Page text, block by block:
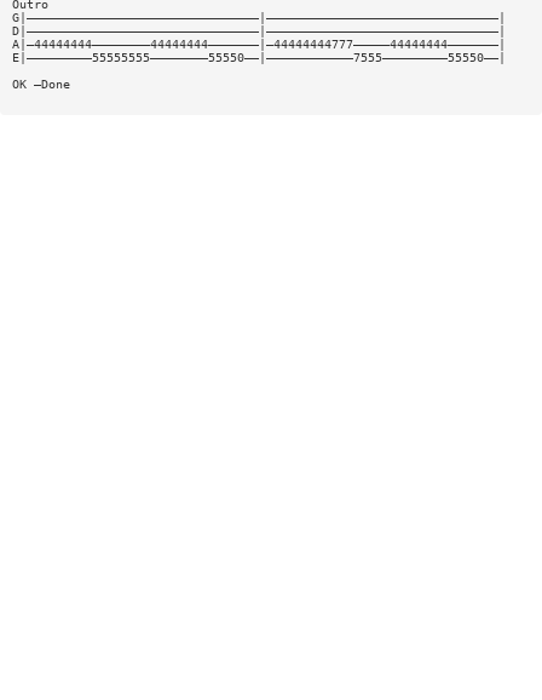
Outro
G|————————————————————————————————|————————————————————————————————|
D|————————————————————————————————|————————————————————————————————|
A|—44444444————————44444444———————|—44444444777—————44444444———————|
E|—————————55555555————————55550——|————————————7555—————————55550——|
OK —Done